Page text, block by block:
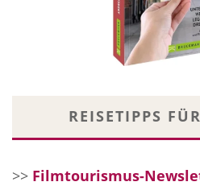
REISETIPPS
>> Filmtourismus-